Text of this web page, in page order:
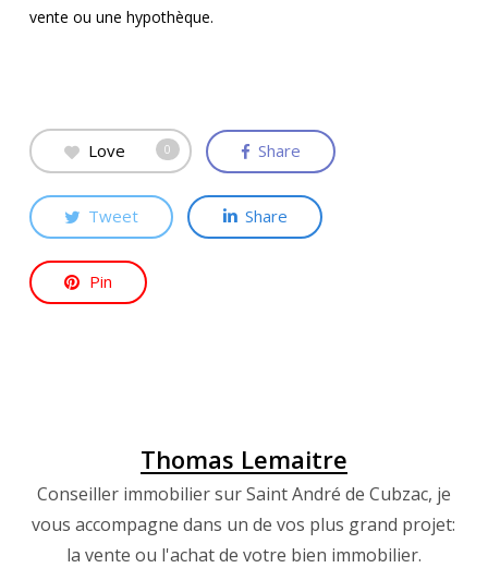
vente ou une hypothèque.
Love 0 Share
Tweet Share
Pin
Thomas Lemaitre
Conseiller immobilier sur Saint André de Cubzac, je
vous accompagne dans un de vos plus grand projet:
la vente ou l'achat de votre bien immobilier.